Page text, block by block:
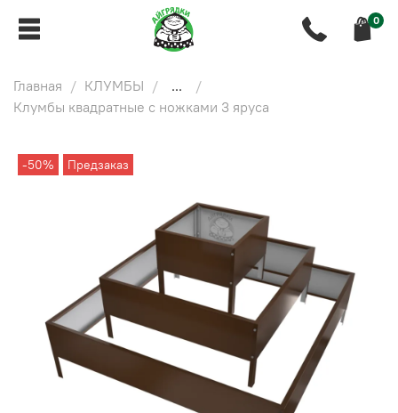
0
Главная КЛУМБЫ
...
Клумбы квадратные с ножками 3 яруса
-50% Предзаказ